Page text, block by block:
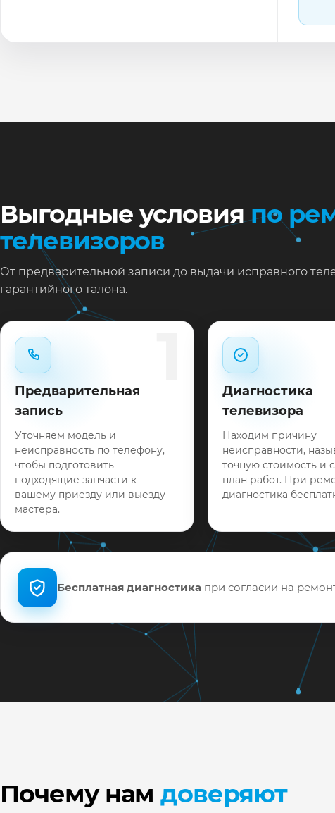
Выгодные условияпо
телевизоров
От предварительной записи до выдачи исправного
гарантийного талона.
Предварительная
запись
Уточняем модель и
неисправность по телефону,
чтобы подготовить
подходящие запчасти к
вашему приезду или выезду
мастера.
Диагностика
телевизора
Находим причину
неисправности,
точную стоимость и
план работ. При
диагностика
Бесплатная диагностика при согласии на
Почему намдоверяют